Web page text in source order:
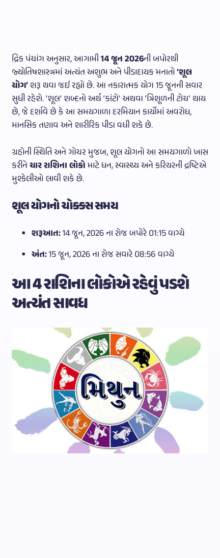
દ્રિક પંચાંગ અનુસાર, આગામી14 જૂન 2026ની બપોરથી
જ્યોતિષશાસ્ત્રમાં અત્યંત અશુભ અને પીડાદાયક મનાતો‘શૂલ
યોગ’શરૂ થવા જઈ રહ્યો છે. આ નકારાત્મક યોગ 15 જૂનની સવાર
સુધી રહેશે. ‘શૂલ’ શબ્દનો અર્થ ‘કાંટો’ અથવા ‘ત્રિશૂળની ટોચ’ થાય
છે, જે દર્શાવે છે કે આ સમયગાળા દરમિયાન કાર્યોમાં અવરોધ,
માનસિક તણાવ અને શારીરિક પીડા વધી શકે છે.
ગ્રહોની સ્થિતિ અને ગોચર મુજબ, શૂલ યોગનો આ સમયગાળો ખાસ
કરીનેચાર રાશિના લોકોમાટે ધન, સ્વાસ્થ્ય અને કરિયરની દ્રષ્ટિએ
મુશ્કેલીઓ લાવી શકે છે.
શૂલ યોગનો ચોક્કસ સમય
શરૂઆત:14 જૂન, 2026 ના રોજ બપોરે 01:15 વાગ્યે
અંત:15 જૂન, 2026 ના રોજ સવારે 08:56 વાગ્યે
આ 4 રાશિના લોકોએ રહેવું પડશે
અત્યંત સાવધ